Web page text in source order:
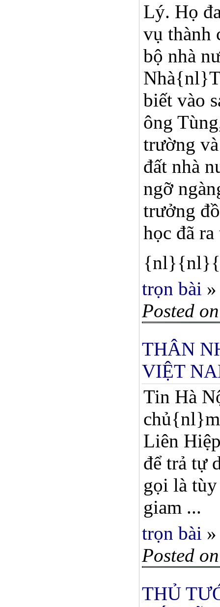
Lý. Họ
vụ thành
bộ nhà
biết vào
ông
trường
đất nhà
ngỡ
trưởng
học đã
trọn bài »
Posted
THÂN
VIỆT
Tin Hà
Liên
để trả tự
gọi là
giam ...
trọn bài »
Posted
THỦ